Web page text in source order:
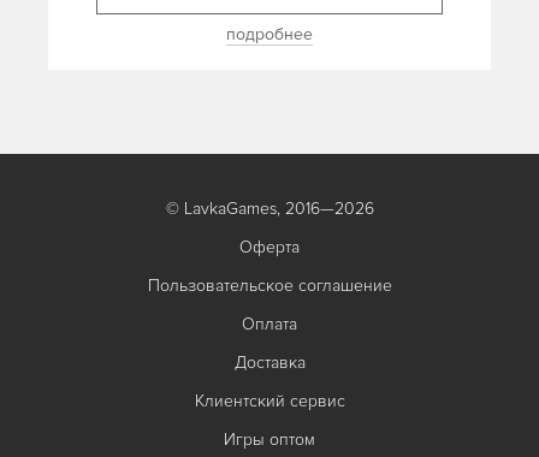
подробнее
© LavkaGames, 2016—2026
Оферта
Пользовательское соглашение
Оплата
Доставка
Клиентский сервис
Игры оптом